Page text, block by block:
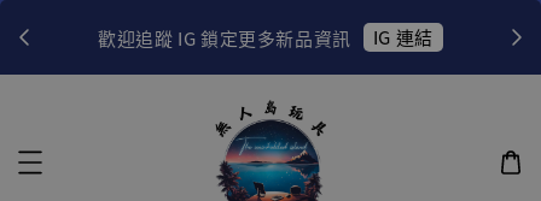
歡迎追蹤 IG 鎖定更多新品資訊 IG 連結